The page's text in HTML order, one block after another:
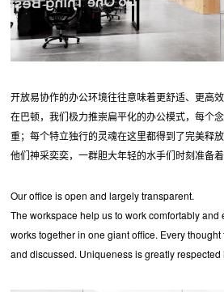
开放易协作的办公环境往往意味着更舒适、更高效
在巴顿，我们极力推崇扁平化的办公模式，每个
重；每个特立独行的灵魂在这里都得到了完美释放
他们神采奕奕，一群胆大年轻的水手们时刻准备着
Our office is open and largely transparent.
The workspace help us to work comfortably and
works together in one giant office. Every
and discussed. Uniqueness is greatly respected